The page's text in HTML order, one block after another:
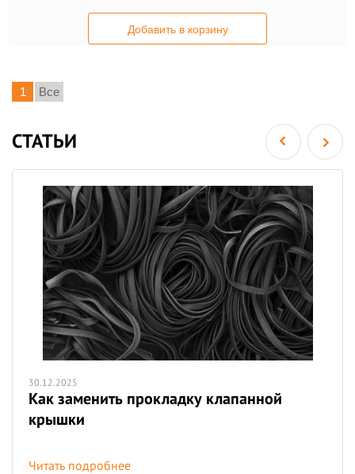
Добавить в корзину
1 Все
СТАТЬИ
30.12.2025
Как заменить прокладку клапанной
крышки
Читать подробнее